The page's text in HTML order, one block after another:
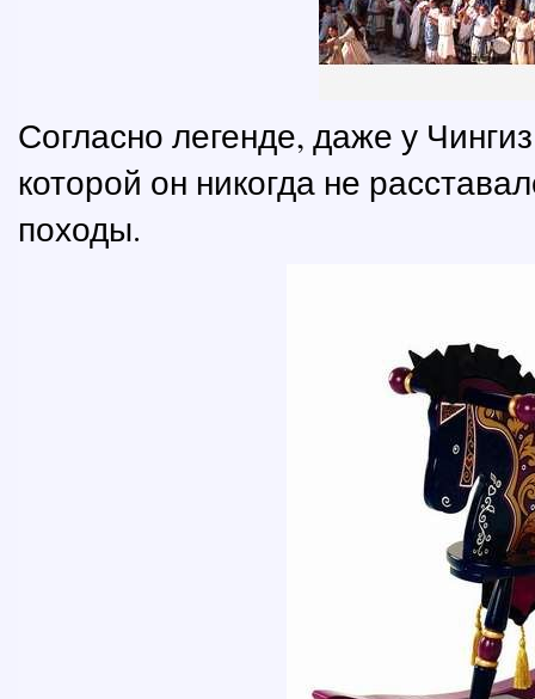
Согласно легенде, даже у
которой он никогда не
походы.